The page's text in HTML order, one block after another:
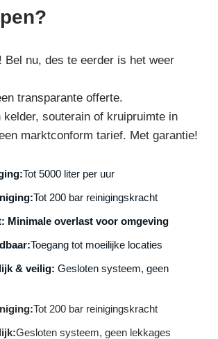
Bel nu, des te eerder is het weer
transparante offerte.
kelder, souterain of kruipruimte in
marktconform tarief. Met garantie!
Tot 5000 liter per uur
Tot 200 bar reinigingskracht
Minimale overlast voor omgeving
Toegang tot moeilijke locaties
& veilig: Gesloten systeem, geen
Tot 200 bar reinigingskracht
Gesloten systeem, geen lekkages